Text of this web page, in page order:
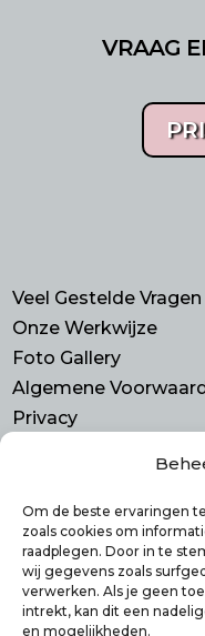
Om de beste ervaringen
zoals cookies om
raadplegen. Door in te
wij gegevens zoals
verwerken. Als je geen
intrekt, kan dit een
en mogelijkheden.
VRAAG
Veel Gestelde Vragen
Onze Werkwijze
Foto Gallery
Algemene
Privacy
Purmerend N-H
info@smulbus.nl
06 41746470